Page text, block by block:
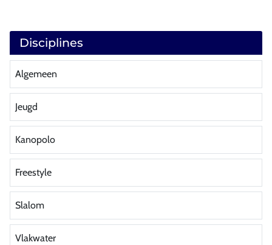
Disciplines
Algemeen
Jeugd
Kanopolo
Freestyle
Slalom
Vlakwater